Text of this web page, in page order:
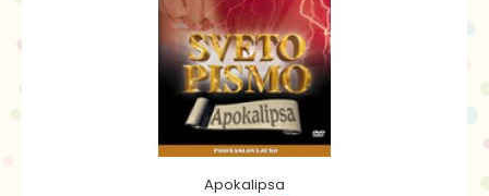
dekleta Hagare dobita sina Izmaela. Abram ga vzga..
Apokalipsa